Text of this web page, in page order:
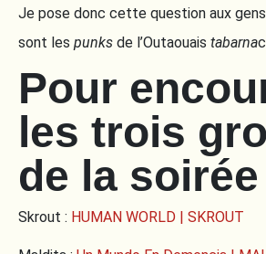
Je pose donc cette question aux
sont les punks de l’Outaouais tabarna
Pour
les trois
de la soirée
Skrout : HUMAN WORLD | SKROUT